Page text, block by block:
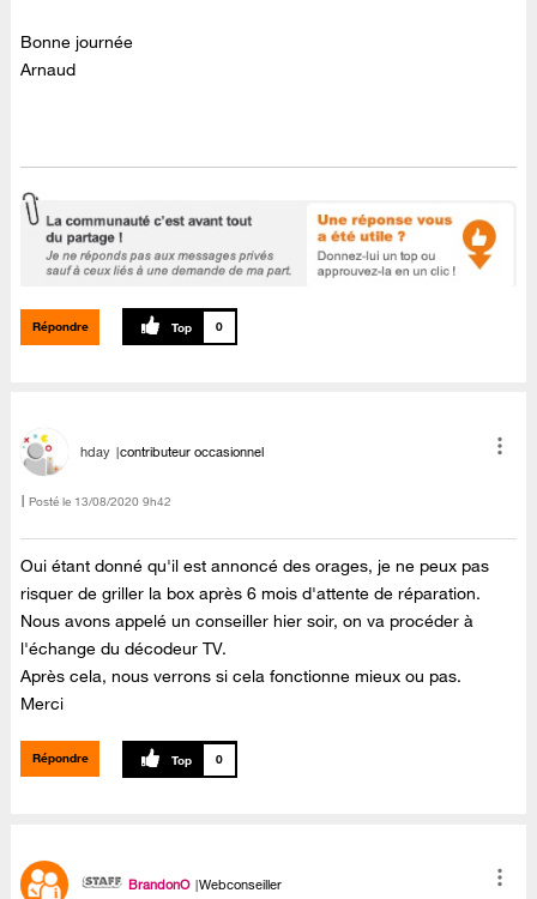
Bonne journée
Arnaud
Répondre 0
hday contributeur occasionnel
Posté le ‎13/08/2020 9h42
Oui étant donné qu'il est annoncé des orages, je ne peux pas
risquer de griller la box après 6 mois d'attente de réparation.
Nous avons appelé un conseiller hier soir, on va procéder à
l'échange du décodeur TV.
Après cela, nous verrons si cela fonctionne mieux ou pas.
Merci
Répondre 0
BrandonO Webconseiller